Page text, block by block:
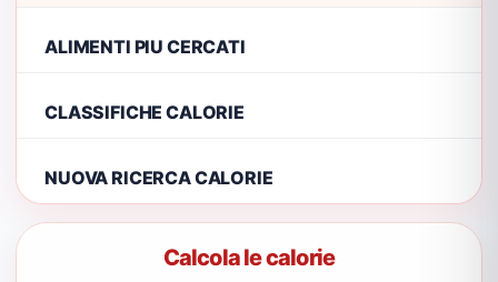
ALIMENTI PIU CERCATI
CLASSIFICHE CALORIE
NUOVA RICERCA CALORIE
Calcola le calorie